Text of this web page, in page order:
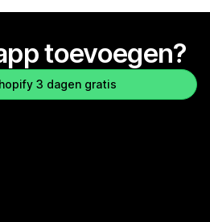
toevoegen?
3 dagen gratis